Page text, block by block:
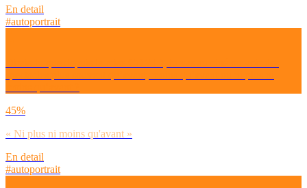
En detail
#autoportrait
45%
« Ni plus ni moins qu'avant »
En detail
#autoportrait